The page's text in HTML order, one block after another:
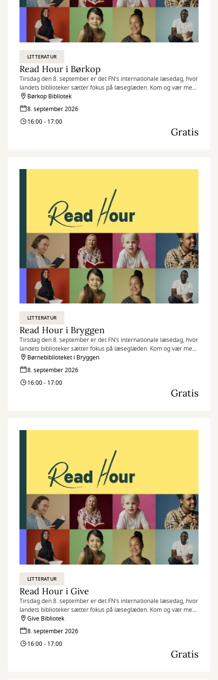
LITTERATUR
Read Hour i Børkop
Tirsdag den 8. september er det FN’s internationale læsedag, hvor
landets biblioteker sætter fokus på læseglæden. Kom og vær med,
når vi markerer dagen på flere af vores biblioteker med Read
Hour, hvor vi læser så meget, som vi kan på én time.
Børkop Bibliotek
8. september 2026
16:00 - 17:00
Gratis
LITTERATUR
Read Hour i Bryggen
Tirsdag den 8. september er det FN’s internationale læsedag, hvor
landets biblioteker sætter fokus på læseglæden. Kom og vær med,
når vi markerer dagen på flere af vores biblioteker med Read
Hour, hvor vi læser så meget, som vi kan på én time.
Børnebiblioteket i Bryggen
8. september 2026
16:00 - 17:00
Gratis
LITTERATUR
Read Hour i Give
Tirsdag den 8. september er det FN’s internationale læsedag, hvor
landets biblioteker sætter fokus på læseglæden. Kom og vær med,
når vi markerer dagen på flere af vores biblioteker med Read
Hour, hvor vi læser så meget, som vi kan på én time.
Give Bibliotek
8. september 2026
16:00 - 17:00
Gratis